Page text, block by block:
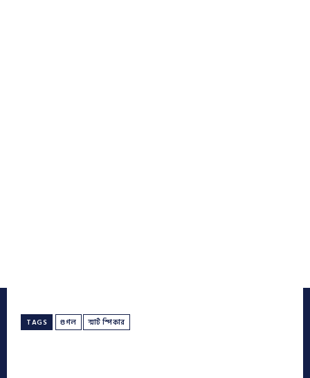
TAGS গুগল স্মার্ট স্পিকার